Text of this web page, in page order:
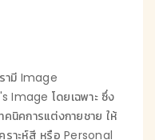
ามี Image
Image โดยเฉพาะ ซึ่ง
นิคการแต่งกายชาย ให้
คราะห์สี หรือ Personal